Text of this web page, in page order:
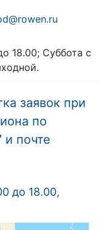
18.00; Суббота с
заявок при
по
и почте
до 18.00,